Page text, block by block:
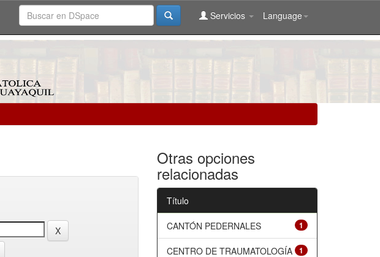
Language
Servicios
Otras opciones
relacionadas
Título
1
CANTÓN PEDERNALES
1
CENTRO DE TRAUMATOLOGÍA